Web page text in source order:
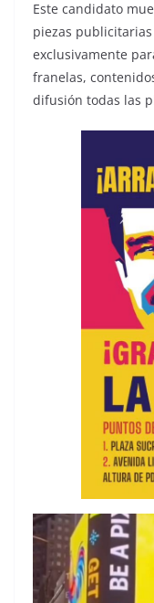
Este candidato
piezas
exclusivamente
franelas,
difusión todas las